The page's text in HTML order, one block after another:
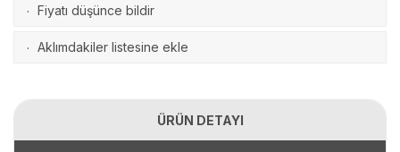
· Fiyatı düşünce bildir
· Aklımdakiler listesine ekle
ÜRÜN DETAYI